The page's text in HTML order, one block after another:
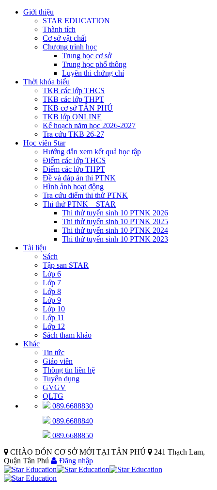
Giới thiệu
STAR EDUCATION
Thành tích
Cơ sở vật chất
Chương trình học
Trung học cơ sở
Trung học phổ thông
Luyên thi chứng chỉ
Thời khóa biểu
TKB các lớp THCS
TKB các lớp THPT
TKB cơ sở TÂN PHÚ
TKB lớp ONLINE
Kế hoạch năm học 2026-2027
Tra cứu TKB 26-27
Học viên Star
Hướng dẫn xem kết quả học tập
Điểm các lớp THCS
Điểm các lớp THPT
Đề và đáp án thi PTNK
Hình ảnh hoạt động
Tra cứu điểm thi thử PTNK
Thi thử PTNK – STAR
Thi thử tuyển sinh 10 PTNK 2026
Thi thử tuyển sinh 10 PTNK 2025
Thi thử tuyển sinh 10 PTNK 2024
Thi thử tuyển sinh 10 PTNK 2023
Tài liệu
Sách
Tập san STAR
Lớp 6
Lớp 7
Lớp 8
Lớp 9
Lớp 10
Lớp 11
Lớp 12
Sách tham khảo
Khác
Tin tức
Giáo viên
Thông tin liên hệ
Tuyển dụng
GVGV
QLTG
089.6688830
089.6688840
089.6688850
CHÀO ĐÓN CƠ SỞ MỚI TẠI TÂN PHÚ
241 Thạch Lam,
Quận Tân Phú
Đăng nhập